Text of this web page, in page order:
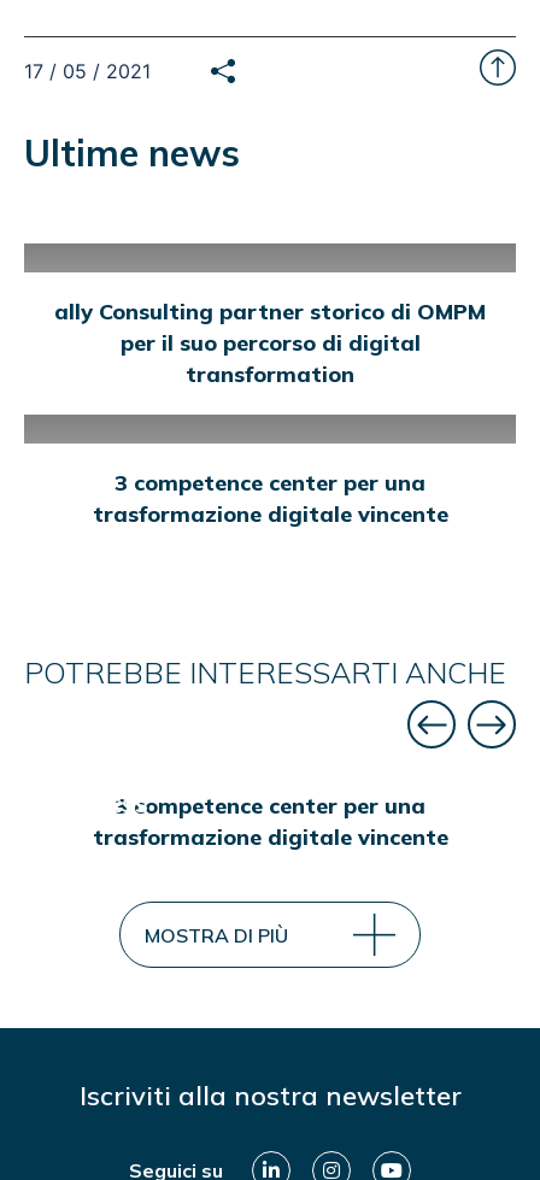
17 / 05 / 2021
Ultime news
ally Consulting partner storico di OMPM
per il suo percorso di digital
transformation
3 competence center per una
trasformazione digitale vincente
POTREBBE INTERESSARTI ANCHE
BUSINESS3 competence center per una
trasformazione digitale vincente
MOSTRA DI PIÙ
Iscriviti alla nostra newsletter
Seguici su